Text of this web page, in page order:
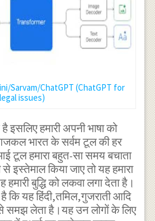
Sarvam/ChatGPT (ChatGPT for
legal issues)
इसलिए हमारी अपनी भाषा को
भारत के सर्वम टूल की हर
टूल हमारा बहुत-सा समय बचाता
से इस्तेमाल किया जाए तो यह हमारा
बुद्धि को लकवा लगा देता है।
कि यह हिंदी,तमिल,गुजराती आदि
समझ लेता है।यह उन लोगों के लिए